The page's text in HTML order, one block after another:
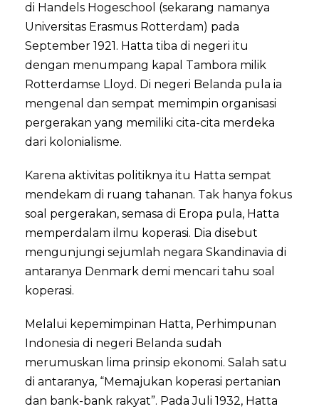
di Handels Hogeschool (sekarang namanya
Universitas Erasmus Rotterdam) pada
September 1921. Hatta tiba di negeri itu
dengan menumpang kapal Tambora milik
Rotterdamse Lloyd. Di negeri Belanda pula ia
mengenal dan sempat memimpin organisasi
pergerakan yang memiliki cita-cita merdeka
dari kolonialisme.
Karena aktivitas politiknya itu Hatta sempat
mendekam di ruang tahanan. Tak hanya fokus
soal pergerakan, semasa di Eropa pula, Hatta
memperdalam ilmu koperasi. Dia disebut
mengunjungi sejumlah negara Skandinavia di
antaranya Denmark demi mencari tahu soal
koperasi.
Melalui kepemimpinan Hatta, Perhimpunan
Indonesia di negeri Belanda sudah
merumuskan lima prinsip ekonomi. Salah satu
di antaranya, “Memajukan koperasi pertanian
dan bank-bank rakyat”. Pada Juli 1932, Hatta